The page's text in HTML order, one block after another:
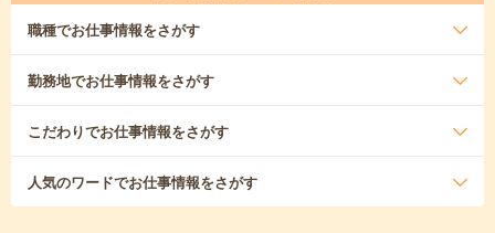
職種でお仕事情報をさがす
勤務地でお仕事情報をさがす
こだわりでお仕事情報をさがす
人気のワードでお仕事情報をさがす